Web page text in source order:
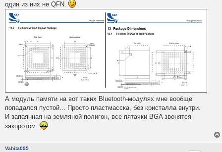
один из них не QFN.
А модуль памяти на вот таких Bluetooth-модулях мне вообще
попадался пустой... Просто пластмасска, без кристалла внутри.
И запаянная на земляной полигон, все пятачки BGA звонятся
закоротом.
Vahita095